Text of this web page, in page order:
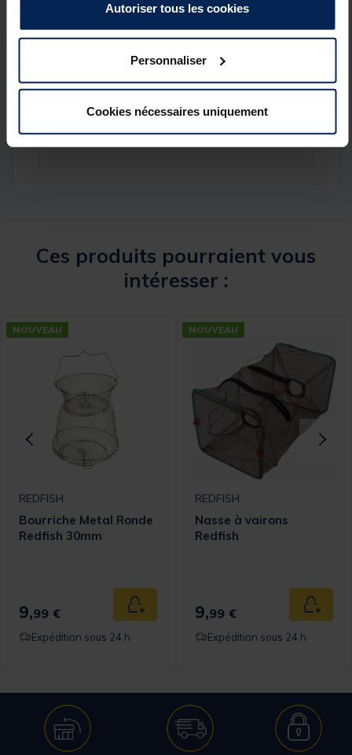
Autoriser tous les cookies
Personnaliser
Cookies nécessaires uniquement
Spécifications
243522-1
Ces produits pourraient vous
intéresser :
panier
NOUVEAU
REDFISH
Bourriche Metal Ronde
Redfish 30mm
9,99 € Ajouter au panier
Expédition sous 24 h
NOUVEAU
REDFISH
Nasse à vairons
Redfish
9,99 €
Expédition sous 24 h